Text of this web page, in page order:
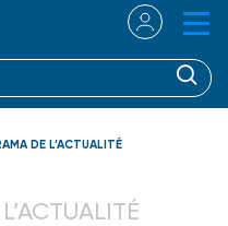
DE L’ACTUALITÉ